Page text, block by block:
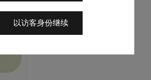
以访客身份继续